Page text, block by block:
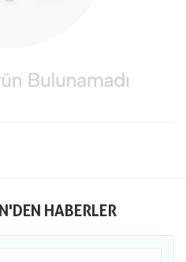
HABERLER